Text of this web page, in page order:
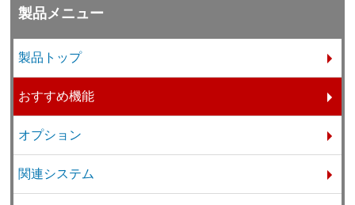
製品メニュー
製品トップ
おすすめ機能
オプション
関連システム